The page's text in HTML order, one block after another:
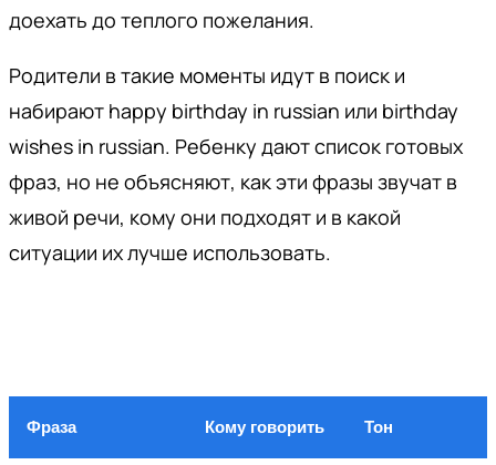
доехать до теплого пожелания.
Родители в такие моменты идут в поиск и
набирают happy birthday in russian или birthday
wishes in russian. Ребенку дают список готовых
фраз, но не объясняют, как эти фразы звучат в
живой речи, кому они подходят и в какой
ситуации их лучше использовать.
Фраза Кому говорить Тон